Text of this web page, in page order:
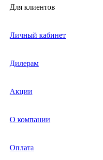
Для клиентов
Личный кабинет
Дилерам
Акции
О компании
Оплата